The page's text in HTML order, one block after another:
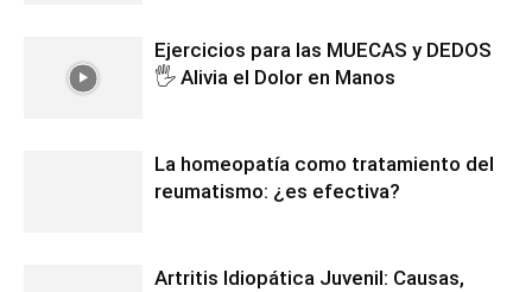
Ejercicios para las MUECAS y DEDOS
🖐️ Alivia el Dolor en Manos
La homeopatía como tratamiento del
reumatismo: ¿es efectiva?
Artritis Idiopática Juvenil: Causas,